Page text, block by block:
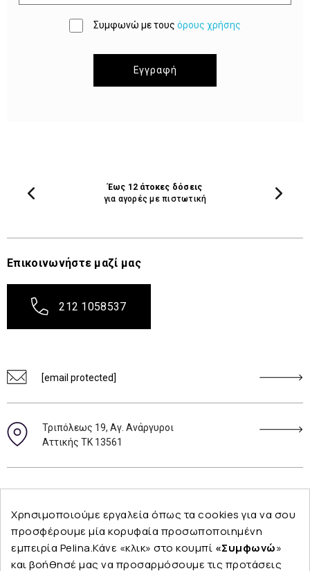
Συμφωνώ με τους όρους χρήσης
Εγγραφή
Έως 12 άτοκες δόσεις
για αγορές με πιστωτική
Επικοινωνήστε μαζί μας
212 1058537
[email protected]
Τριπόλεως 19, Αγ. Ανάργυροι
Αττικής ΤΚ 13561
Εταιρεία
Χρησιμοποιούμε εργαλεία όπως τα cookies για να σου
προσφέρουμε μία κορυφαία προσωποποιημένη
εμπειρία Pelina.Κάνε «κλικ» στο κουμπί «Συμφωνώ»
και βοήθησέ μας να προσαρμόσουμε τις προτάσεις